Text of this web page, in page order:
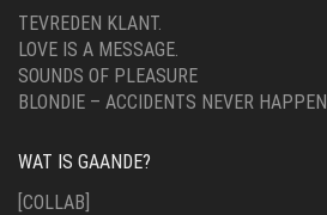
TEVREDEN KLANT.
LOVE IS A MESSAGE.
SOUNDS OF PLEASURE
BLONDIE – ACCIDENTS NEVER HAPPEN
WAT IS GAANDE?
[COLLAB]